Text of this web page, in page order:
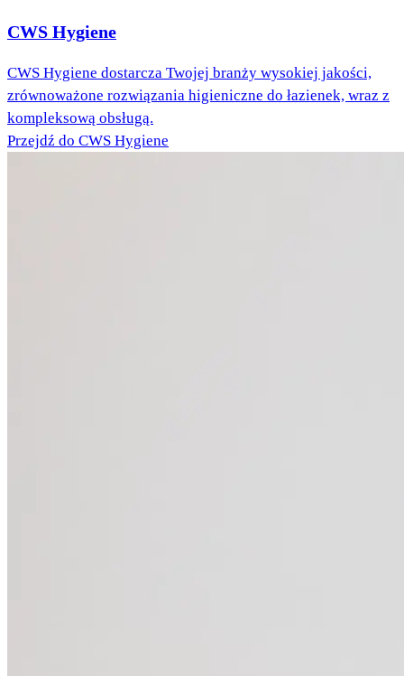
CWS Hygiene
CWS Hygiene dostarcza Twojej branży wysokiej jakości,
zrównoważone rozwiązania higieniczne do łazienek, wraz z
kompleksową obsługą.
Przejdź do CWS Hygiene